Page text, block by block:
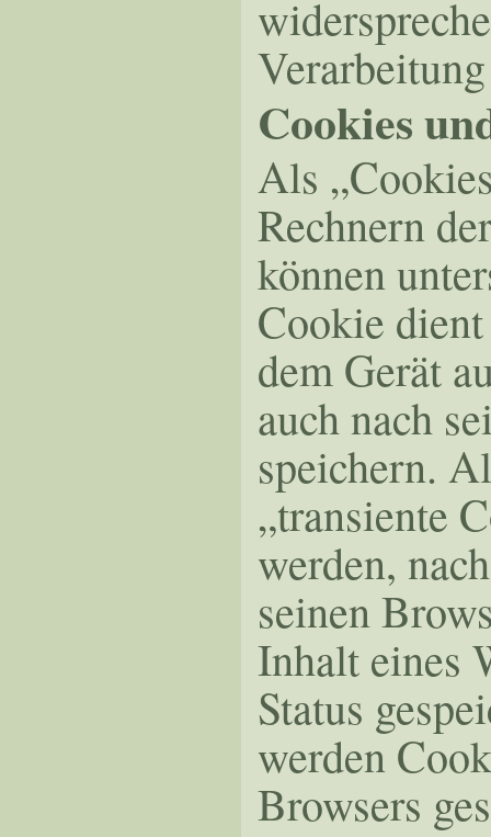
Cookies
Als
Rechnern
können
Cookie
dem Gerät
auch nach
speichern.
„transiente
werden,
seinen
Inhalt eines
Status
werden
Browsers